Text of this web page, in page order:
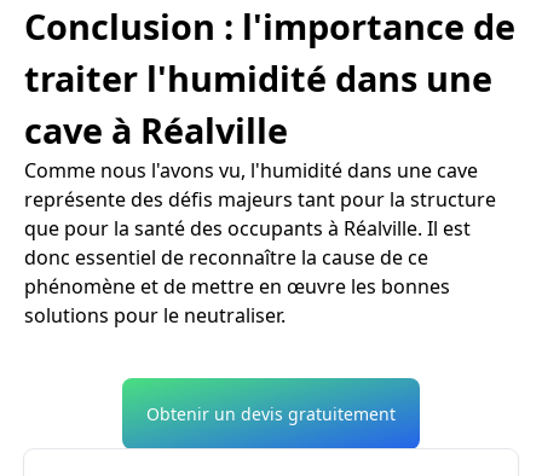
Conclusion : l'importance de
traiter l'humidité dans une
cave à Réalville
Comme nous l'avons vu, l'humidité dans une cave
représente des défis majeurs tant pour la structure
que pour la santé des occupants à Réalville. Il est
donc essentiel de reconnaître la cause de ce
phénomène et de mettre en œuvre les bonnes
solutions pour le neutraliser.
Obtenir un devis gratuitement